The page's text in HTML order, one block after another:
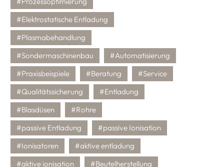
#Elektrostatische Entladung
#Plasmabehandlung
#Sondermaschinenbau
#Automatisierung
#Praxisbeispiele
#Beratung
#Service
#Qualitätssicherung
#Entladung
#Blasdüsen
#Rohre
#passive Entladung
#passive Ionisation
#Ionisatoren
#aktive entladung
#aktive ionisation
#Beutelherstellung